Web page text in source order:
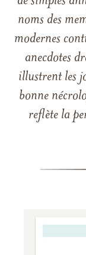
noms des
modernes
anecdotes
illustrent les
bonne
reflète la